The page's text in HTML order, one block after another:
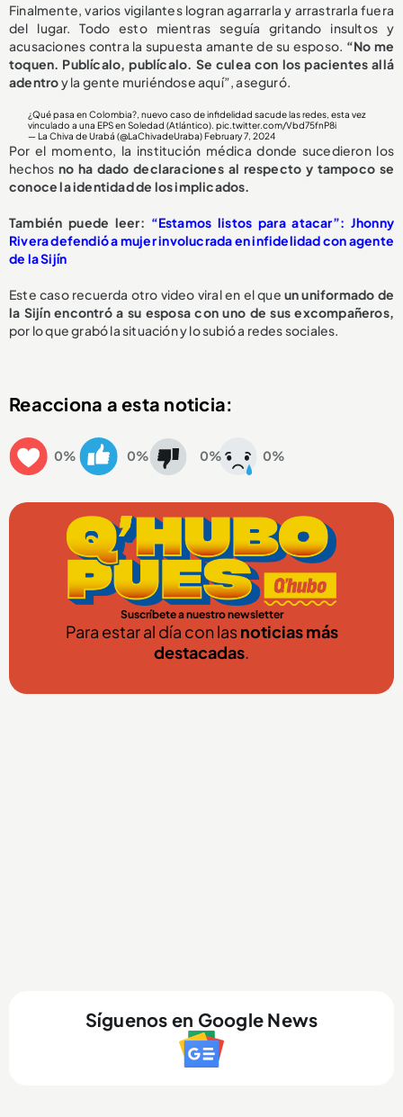
Finalmente, varios vigilantes logran agarrarla y arrastrarla fuera
del lugar. Todo esto mientras seguía gritando insultos y
acusaciones contra la supuesta amante de su esposo. “No me
toquen. Publícalo, publícalo. Se culea con los pacientes allá
adentroy la gente muriéndose aquí”, aseguró.
¿Qué pasa en Colombia?, nuevo caso de infidelidad sacude las redes, esta vez
vinculado a una EPS en Soledad (Atlántico).pic.twitter.com/Vbd75fnP8i
— La Chiva de Urabá (@LaChivadeUraba)February 7, 2024
Por el momento, la institución médica donde sucedieron los
hechos no ha dado declaraciones al respecto y tampoco se
conoce la identidad de los implicados.
También puede leer: “Estamos listos para atacar”: Jhonny
Rivera defendió a mujer involucrada en infidelidad con agente
de la Sijín
Este caso recuerda otro video viral en el que un uniformado de
la Sijín encontró a su esposa con uno de sus excompañeros,
por lo que grabó la situación y lo subió a redes sociales.
Reacciona a esta noticia:
0% 0% 0% 0%
Suscríbete a nuestro newsletter
Para estar al día con lasnoticias más
destacadas.
Síguenos en Google News